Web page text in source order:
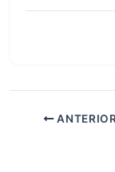
ANTERIOR